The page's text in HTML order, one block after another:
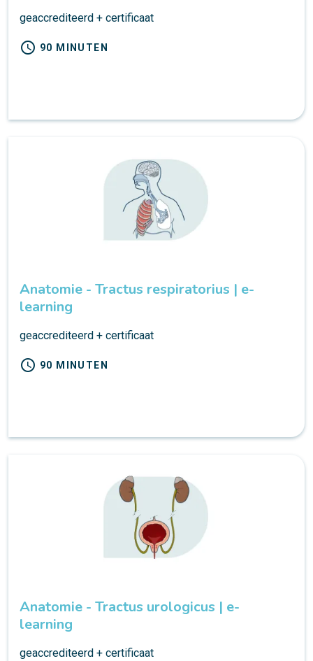
geaccrediteerd + certificaat
schedule 90 MINUTEN
Anatomie - Tractus respiratorius | e-
learning
geaccrediteerd + certificaat
schedule 90 MINUTEN
Anatomie - Tractus urologicus | e-
learning
geaccrediteerd + certificaat